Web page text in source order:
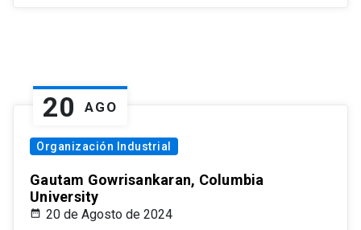
20 AGO
Organización Industrial
Gautam Gowrisankaran, Columbia
University
20 de Agosto de 2024